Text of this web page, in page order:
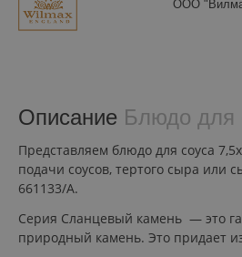
ООО
Описание Блюдо для
Представляем блюдо для соуса
подачи соусов, тертого сыра или
661133/A.
Серия Сланцевый камень — это
природный камень. Это придает